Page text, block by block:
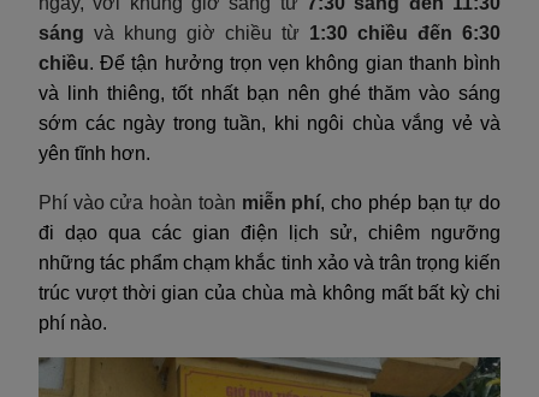
sáng và khung giờ chiều từ 1:30 chiều đến 6:30
chiều. Để tận hưởng trọn vẹn không gian thanh bình
và linh thiêng, tốt nhất bạn nên ghé thăm vào sáng
sớm các ngày trong tuần, khi ngôi chùa vắng vẻ và
yên tĩnh hơn.
Phí vào cửa hoàn toàn miễn phí, cho phép bạn tự do
đi dạo qua các gian điện lịch sử, chiêm ngưỡng
những tác phẩm chạm khắc tinh xảo và trân trọng kiến
trúc vượt thời gian của chùa mà không mất bất kỳ chi
phí nào.